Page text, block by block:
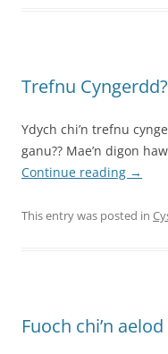
Trefnu Cyngerdd?
Ydych chi’n trefnu
ganu?? Mae’n digon
Continue reading →
This entry was posted in
Fuoch chi’n aelod